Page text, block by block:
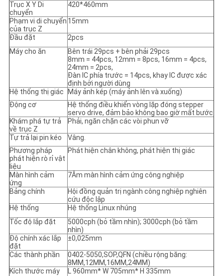
Trục X Y Di
chuyển
420*460mm
Phạm vi di chuyển
của trục Z
15mm
Đầu đặt
2pcs
Máy cho ăn
Bên trái 29pcs + bên phải 29pcs
8mm = 44pcs, 12mm = 8pcs, 16mm = 4pcs,
24mm = 2pcs,
Đàn IC phía trước = 14pcs, khay IC được xác
định bởi người dùng
Hệ thống thị giác
Máy ảnh kép (máy ảnh lên và xuống)
Động cơ
Hệ thống điều khiển vòng lặp đóng stepper
servo drive, đảm bảo không bao giờ mất bước
Khám phá tự trả
về trục Z
Phải, ngăn chặn các vòi phun vỡ
Tự trả lại pin kéo
Vâng.
Phương pháp
phát hiện rò rỉ vật
liệu
Phát hiện chân không, phát hiện thị giác
Màn hình cảm
ứng
7Âm màn hình cảm ứng công nghiệp
Bảng chính
Hội đồng quản trị ngành công nghiệp nghiên
cứu độc lập
Hệ thống
Hệ thống Linux nhúng
Tốc độ lắp đặt
5000cph (bỏ tầm nhìn); 3000cph (bỏ tầm
nhìn)
Độ chính xác lắp
đặt
±0,025mm
Các thành phần
0402-5050,SOP,QFN (chiều rộng băng:
8MM,12MM,16MM,24MM)
Kích thước máy
L 960mm* W 705mm* H 335mm